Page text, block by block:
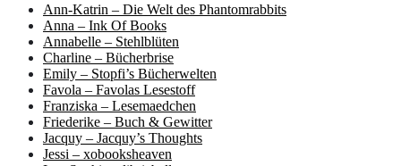
Ann-Katrin – Die Welt des Phantomrabbits
Anna – Ink Of Books
Annabelle – Stehlblüten
Charline – Bücherbrise
Emily – Stopfi’s Bücherwelten
Favola – Favolas Lesestoff
Franziska – Lesemaedchen
Friederike – Buch & Gewitter
Jacquy – Jacquy’s Thoughts
Jessi – xobooksheaven